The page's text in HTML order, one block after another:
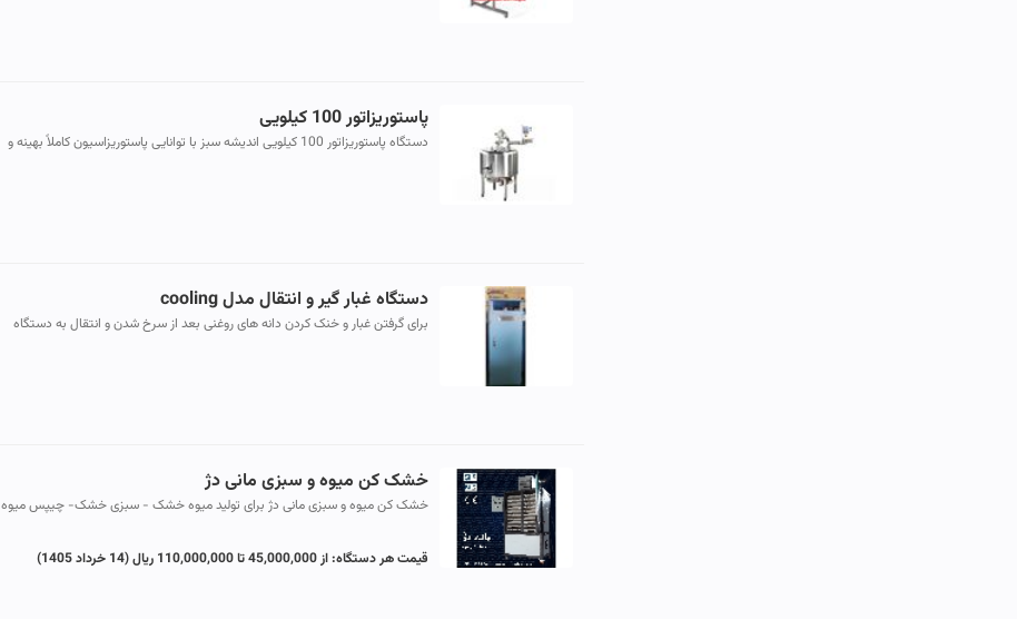
پاستوریزاتور 100 کیلویی
دستگاه پاستوریزاتور 100 کیلویی اندیشه سبز با توانایی پاستوریزاسیون کاملاً بهینه و
دستگاه غبار گیر و انتقال مدل cooling
برای گرفتن غبار و خنک کردن دانه های روغنی بعد از سرخ شدن و انتقال به دستگاه
خشک کن میوه و سبزی مانی دژ
خشک کن میوه و سبزی مانی دژ برای تولید میوه خشک - سبزی خشک- چیپس میوه
قیمت هر دستگاه:از 45,000,000 تا 110,000,000 ریال (14 خرداد 1405)